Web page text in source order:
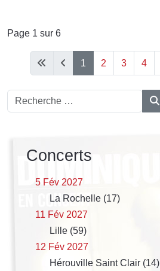
Page 1 sur 6
1 2 3 4
Rechercher
Concerts
5 Fév 2027
La Rochelle (17)
11 Fév 2027
Lille (59)
12 Fév 2027
Hérouville Saint Clair (14)